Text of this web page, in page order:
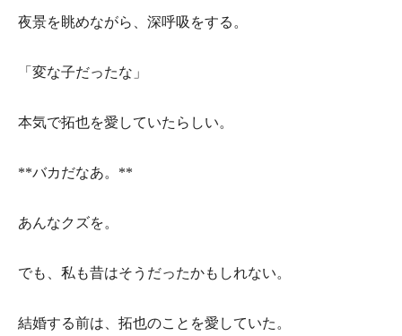
夜景を眺めながら、深呼吸をする。
「変な子だったな」
本気で拓也を愛していたらしい。
**バカだなあ。**
あんなクズを。
でも、私も昔はそうだったかもしれない。
結婚する前は、拓也のことを愛していた。